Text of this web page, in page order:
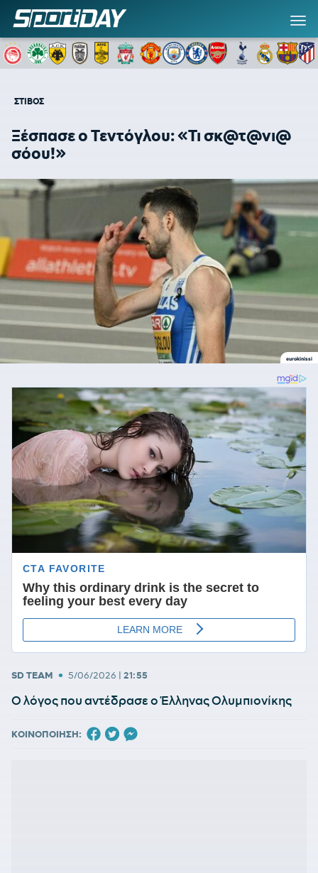
ΣΤΙΒΟΣ
Ξέσπασε ο Τεντόγλου: «Τι σκ@τ@νι@
σόου!»
eurokinissi
SD TEAM • 5/06/2026 | 21:55
Ο λόγος που αντέδρασε ο Έλληνας Ολυμπιονίκης
ΚΟΙΝΟΠΟΙΗΣΗ: